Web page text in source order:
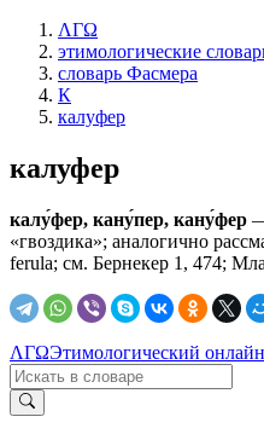
ΛΓΩ
этимологические
словарь Фасмера
К
калуфер
калуфер
калу́фер, кану́пер, кану́фер
«гвоздика»; аналогично
ferula; см. Бернекер 1, 474;
ΛΓΩЭтимологический